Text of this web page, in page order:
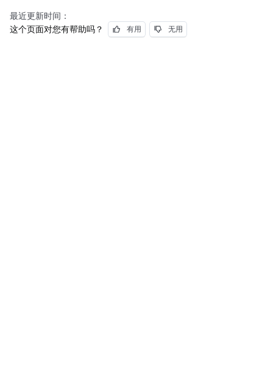
最近更新时间：
这个页面对您有帮助吗？
有用 无用